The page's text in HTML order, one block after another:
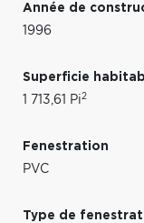
Année de
1996
Superficie
1 713,61 Pi2
Fenestration
PVC
Type de